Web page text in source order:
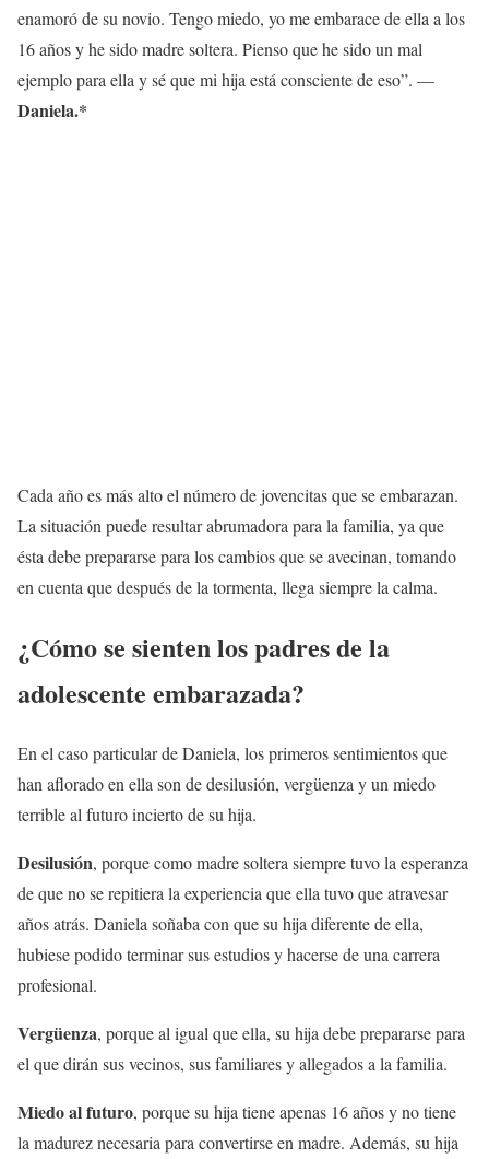
enamoró de su novio. Tengo miedo, yo me embarace de ella a los
16 años y he sido madre soltera. Pienso que he sido un mal
ejemplo para ella y sé que mi hija está consciente de eso”. —
Daniela.*
Cada año es más alto el número de jovencitas que se embarazan.
La situación puede resultar abrumadora para la familia, ya que
ésta debe prepararse para los cambios que se avecinan, tomando
en cuenta que después de la tormenta, llega siempre la calma.
¿Cómo se sienten los padres de la
adolescente embarazada?
En el caso particular de Daniela, los primeros sentimientos que
han aflorado en ella son de desilusión, vergüenza y un miedo
terrible al futuro incierto de su hija.
Desilusión, porque como madre soltera siempre tuvo la esperanza
de que no se repitiera la experiencia que ella tuvo que atravesar
años atrás. Daniela soñaba con que su hija diferente de ella,
hubiese podido terminar sus estudios y hacerse de una carrera
profesional.
Vergüenza, porque al igual que ella, su hija debe prepararse para
el que dirán sus vecinos, sus familiares y allegados a la familia.
Miedo al futuro, porque su hija tiene apenas 16 años y no tiene
la madurez necesaria para convertirse en madre. Además, su hija